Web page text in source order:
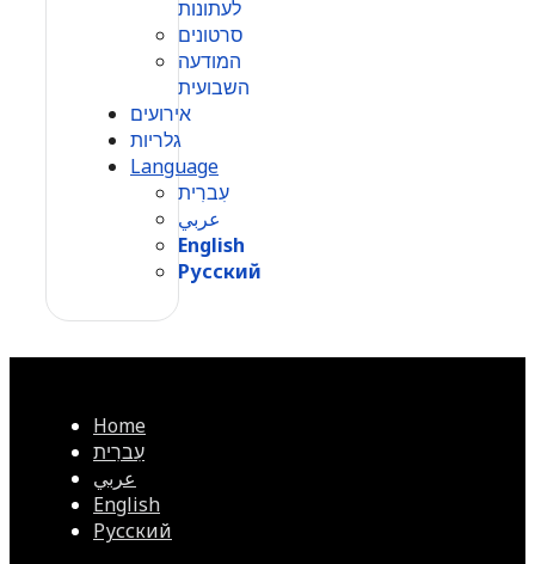
לעתונות
סרטונים
המודעה
השבועית
אירועים
גלריות
Language
עִברִית
عربي
English
Русский
Home
עִברִית
عربي
English
Русский